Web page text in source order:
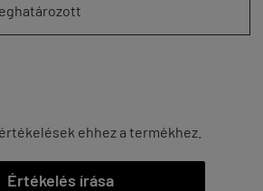
ehhez a termékhez.
Értékelés írása